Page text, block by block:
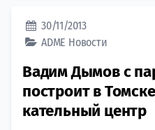
30/11/2013
ADME Новости
Вадим Дымов с
построит в
ка­тельный центр